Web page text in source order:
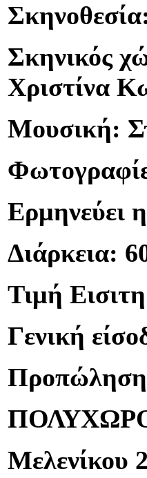
Σκηνικός
Χριστίνα
Μουσική:
Ερμηνεύει
Διάρκεια:
Τιμή
Γενική
Μελενίκου